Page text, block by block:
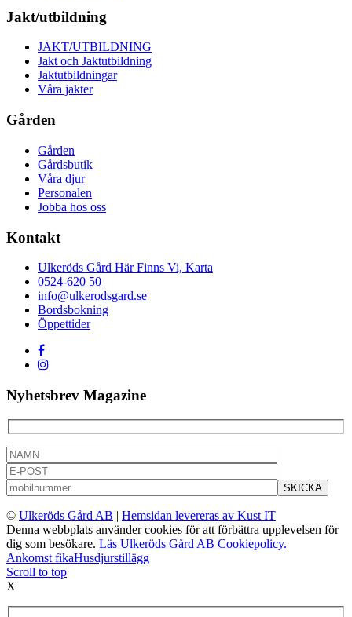
Jakt/utbildning
JAKT/UTBILDNING
Jakt och Jaktutbildning
Jaktutbildningar
Våra jakter
Gården
Gården
Gårdsbutik
Våra djur
Personalen
Jobba hos oss
Kontakt
Ulkeröds Gård Här Finns Vi, Karta
0524-620 50
info@ulkerodsgard.se
Bordsbokning
Öppettider
Nyhetsbrev Magazine
© Ulkeröds Gård AB | Hemsidan levereras av Kust IT
Denna webbplats använder cookies för att förbättra upplevelsen för
dig som besökare. Läs Ulkeröds Gård AB Cookiepolicy.
Ankomst fikaHusdjurstillägg
Scroll to top
X